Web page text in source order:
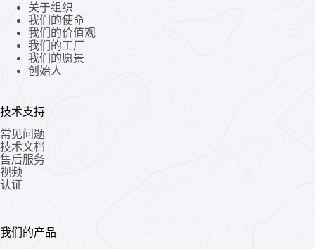
关于组织
我们的使命
我们的价值观
我们的工厂
我们的愿景
创始人
技术支持
常见问题
技术文档
售后服务
视频
认证
我们的产品